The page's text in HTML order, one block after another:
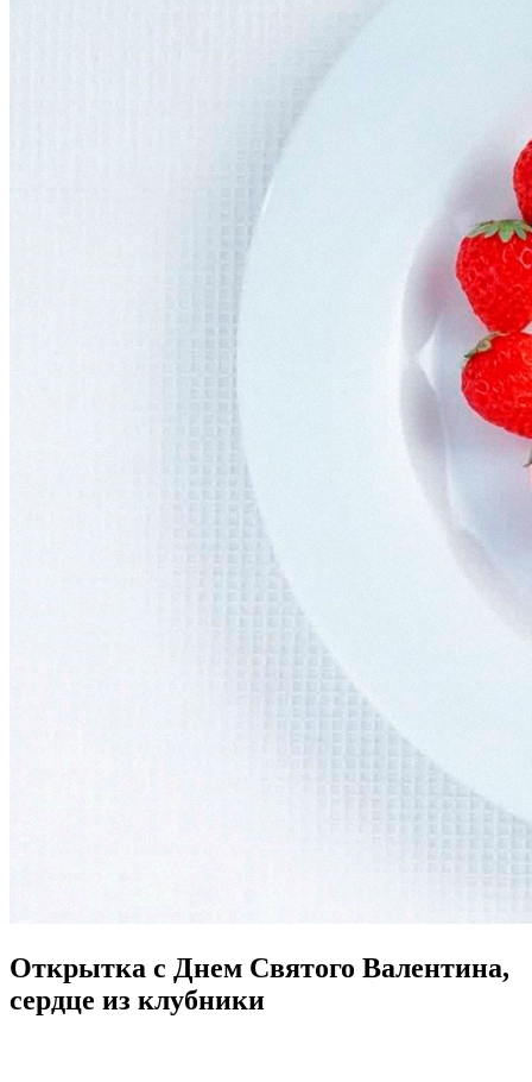
Открытка с Днем Святого Валентина,
сердце из клубники